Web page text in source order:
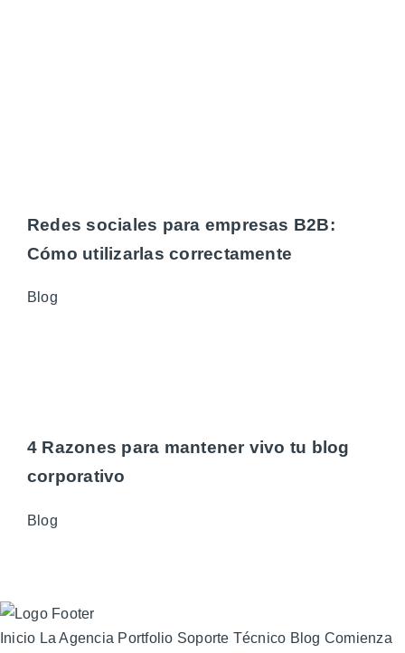
Redes sociales para empresas B2B:
Cómo utilizarlas correctamente
Blog
4 Razones para mantener vivo tu blog
corporativo
Blog
Inicio La Agencia Portfolio Soporte Técnico Blog Comienza